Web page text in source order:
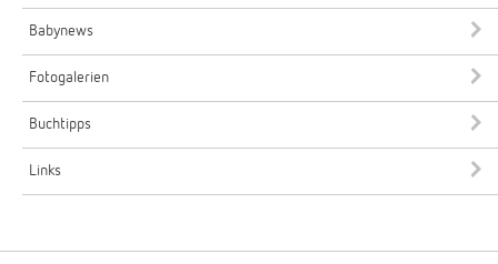
Babynews
Fotogalerien
Buchtipps
Links